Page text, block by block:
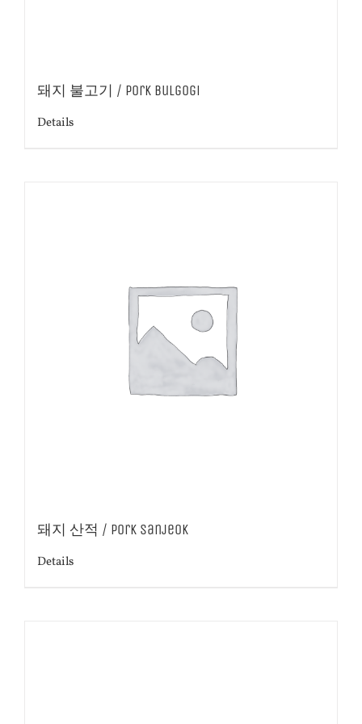
돼지 불고기 / Pork Bulgogi
Details
돼지 산적 / Pork sanjeok
Details